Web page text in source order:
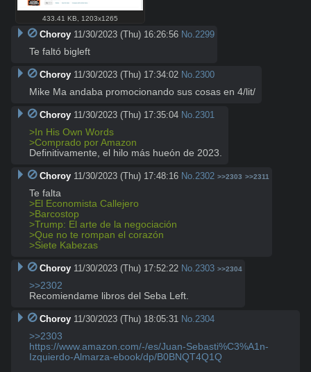
433.41 KB 1203x1265
Choroy 11/30/2023 (Thu) 16:26:56 No.2299
Te faltó bigleft
Choroy 11/30/2023 (Thu) 17:34:02 No.2300
Mike Ma andaba promocionando sus cosas en 4/lit/
Choroy 11/30/2023 (Thu) 17:35:04 No.2301
>In His Own Words
>Comprado por Amazon
Definitivamente, el hilo más hueón de 2023.
Choroy 11/30/2023 (Thu) 17:48:16 No.2302 >>2303 >>2311
>El Economista Callejero
>Barcostop
>Trump: El arte de la negociación
>Que no te rompan el corazón
>Siete Kabezas
Choroy 11/30/2023 (Thu) 17:52:22 No.2303 >>2304
>>2302
Recomiendame libros del Seba Left.
Choroy 11/30/2023 (Thu) 18:05:31 No.2304
>>2303
https://www.amazon.com/-/es/Juan-Sebasti%C3%A1n-
Izquierdo-Almarza-ebook/dp/B0BNQT4Q1Q